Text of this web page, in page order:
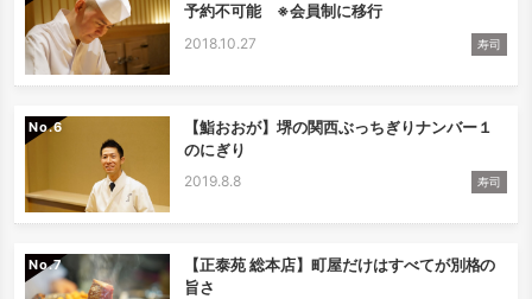
予約不可能 ※会員制に移行
2018.10.27 寿司
No.
【鮨おおが】堺の関西ぶっちぎりナンバー１
のにぎり
2019.8.8 寿司
No.
【正泰苑 総本店】町屋だけはすべてが別格の
旨さ